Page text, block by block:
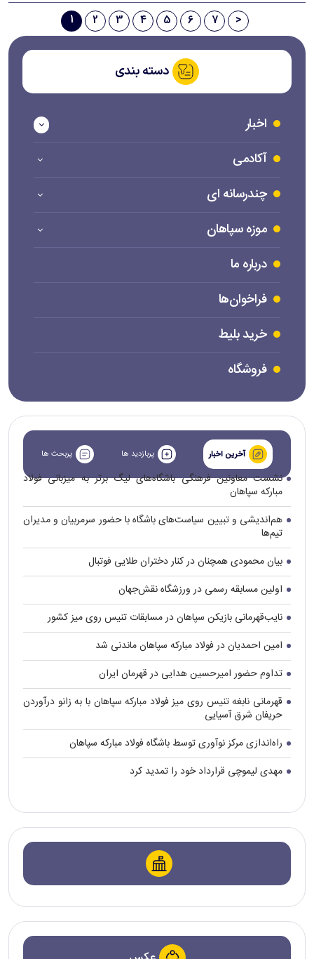
1 2 3 4 5 6 7 >
دسته بندی
اخبار
آکادمی
چندرسانه ای
موزه سپاهان
درباره ما
فراخوان‌ها
خرید بلیط
فروشگاه
آخرین اخبار پربازدید ها پربحث ها
نشست معاونین فرهنگی باشگاه‌های لیگ برتر به میزبانی فولاد
مبارکه سپاهان
هم‌اندیشی و تبیین سیاست‌های باشگاه با حضور سرمربیان و مدیران
تیم‌ها
بیان محمودی همچنان در کنار دختران طلایی فوتبال
اولین مسابقه رسمی در ورزشگاه نقش‌جهان
نایب‌قهرمانی بازیکن سپاهان در مسابقات تنیس روی میز کشور
امین احمدیان در فولاد مبارکه سپاهان ماندنی شد
تداوم حضور امیرحسین هدایی در قهرمان ایران
قهرمانی نابغه تنیس روی میز فولاد مبارکه سپاهان با به زانو درآوردن
حریفان شرق آسیایی
راه‌اندازی مرکز نوآوری توسط باشگاه فولاد مبارکه سپاهان
مهدی لیموچی قرارداد خود را تمدید کرد